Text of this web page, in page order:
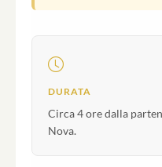
DURATA
Circa 4 ore dalla
Nova.